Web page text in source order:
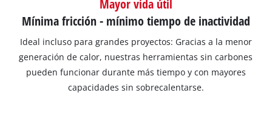
Mayor vida útil
Mínima fricción - mínimo tiempo de inactividad
Ideal incluso para grandes proyectos: Gracias a la menor
generación de calor, nuestras herramientas sin carbones
pueden funcionar durante más tiempo y con mayores
capacidades sin sobrecalentarse.